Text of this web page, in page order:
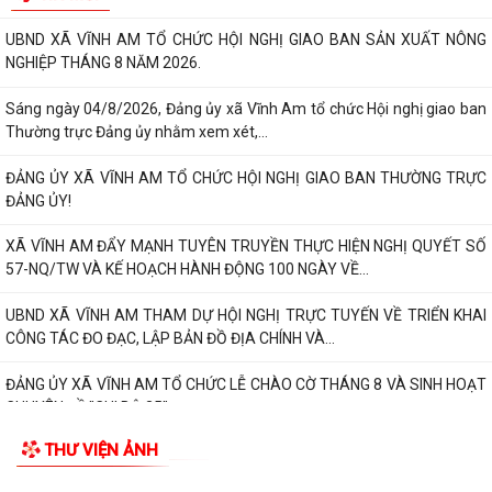
TIN MỚI
XÃ VĨNH AM ĐẨY MẠNH TUYÊN TRUYỀN THỰC HIỆN NGHỊ QUYẾT SỐ
57-NQ/TW VÀ KẾ HOẠCH HÀNH ĐỘNG 100 NGÀY VỀ...
UBND XÃ VĨNH AM THAM DỰ HỘI NGHỊ TRỰC TUYẾN VỀ TRIỂN KHAI
CÔNG TÁC ĐO ĐẠC, LẬP BẢN ĐỒ ĐỊA CHÍNH VÀ...
ĐẢNG ỦY XÃ VĨNH AM TỔ CHỨC LỄ CHÀO CỜ THÁNG 8 VÀ SINH HOẠT
CHUYÊN ĐỀ "CHI BỘ 35"
ĐẢNG ỦY UBND XÃ VĨNH AM TỔ CHỨC LỄ CHÀO CỜ, SINH HOẠT DƯỚI
CỜ THÁNG 8 NĂM 2026.
QUYẾT ĐỊNH Về việc công bố thủ tục hành chính nội bộ được sửa đổi,
bổ sung thuộc phạm vi, chức...
QUYẾT ĐỊNH Về việc công bố danh mục thủ tục hành chính được sửa
đổi, bổ sung, bị bãi bỏ thuộc...
QUYẾT ĐỊNH Về việc công bố danh mục thủ tục hành chính ban hành